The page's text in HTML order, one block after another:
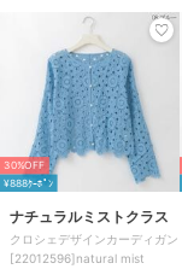
30%OFF
¥888ｸｰﾎﾟﾝ
ナチュラルミストクラス
クロシェデザインカーディガン
[22012596]natural mist